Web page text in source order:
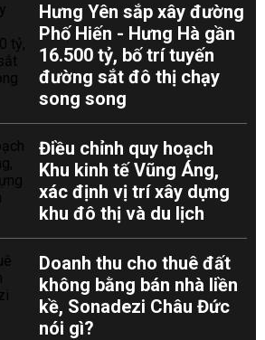
Hưng Yên sắp xây đường
Phố Hiến - Hưng Hà gần
16.500 tỷ, bố trí tuyến
đường sắt đô thị chạy
song song
Điều chỉnh quy hoạch
Khu kinh tế Vũng Áng,
xác định vị trí xây dựng
khu đô thị và du lịch
Doanh thu cho thuê đất
không bằng bán nhà liền
kề, Sonadezi Châu Đức
nói gì?